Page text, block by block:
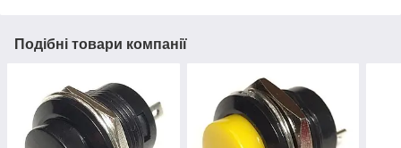
Подібні товари компанії